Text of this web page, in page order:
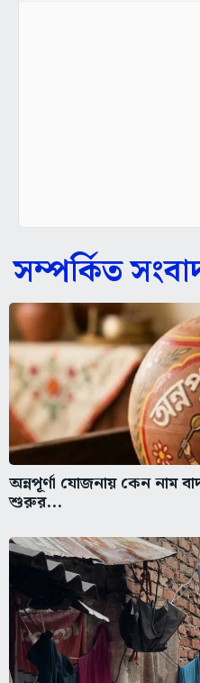
সম্পর্কিত
অন্নপূর্ণা যোজনায় কেন নাম
শুরুর...